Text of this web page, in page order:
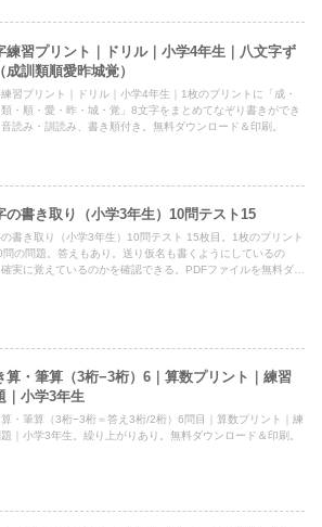
練習プリント｜ドリル｜小学4年生｜八文字ず
成訓類順愛昨城覚）
習プリント｜ドリル｜小学4年生｜1枚のプリントに「成・
・順・愛・昨・城・覚」8文字をまとめてなぞり書きができ
読み・訓読み、書き順付き。無料ダウンロード＆印刷。
の書き取り（小学3年生）10問テスト15
書き取り（小学3年生）10問テスト 15枚目。1枚のプリント
問の問題。答えもあり。送り仮名も書くようにしているの
実に覚えているのかを確認できる。PDFファイルを無料ダウ
算・筆算（3桁−3桁）6｜算数プリント｜練習
｜小学3年生
算・筆算（3桁−3桁＝答え3桁/2桁）6問目｜算数プリント｜練
｜小学3年生。繰り上がりあり。無料ダウンロード＆印刷。